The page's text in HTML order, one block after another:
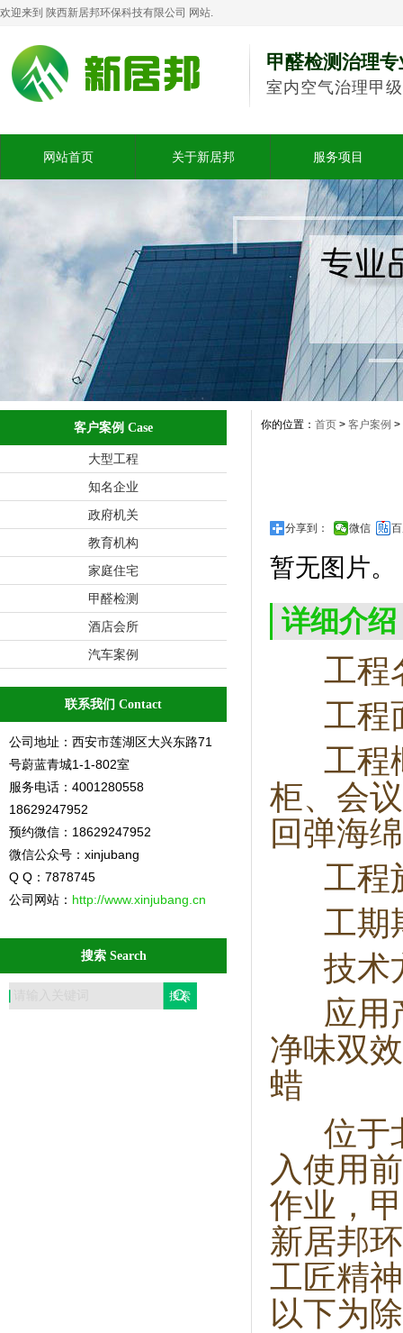
欢迎来到 陕西新居邦环保科技有限公司 网站.
甲醛检测治理
室内空气治理甲
网站首页 关于新居邦 服务项目
客户案例 Case
大型工程
知名企业
政府机关
教育机构
家庭住宅
甲醛检测
酒店会所
汽车案例
联系我们 Contact
公司地址：西安市莲湖区大兴东路71
号蔚蓝青城1-1-802室
服务电话：4001280558
18629247952
预约微信：18629247952
微信公众号：xinjubang
Q Q：7878745
公司网站： http://www.xinjubang.cn
搜索 Search
你的位置： 首页 > 客户案例 >
分享到： 微信
暂无图片。
详细介绍
工程
工程
工程概
柜、会
回弹海
工程
工期
技术方
应用产
净味双
蜡
位于
入使用
作业，
新居邦
工匠精
以下为